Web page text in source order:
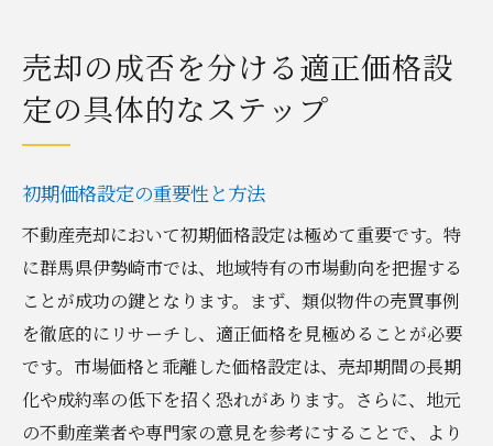
売却の成否を分ける適正価格設
定の具体的なステップ
初期価格設定の重要性と方法
不動産売却において初期価格設定は極めて重要です。特
に群馬県伊勢崎市では、地域特有の市場動向を把握する
ことが成功の鍵となります。まず、類似物件の売買事例
を徹底的にリサーチし、適正価格を見極めることが必要
です。市場価格と乖離した価格設定は、売却期間の長期
化や成約率の低下を招く恐れがあります。さらに、地元
の不動産業者や専門家の意見を参考にすることで、より